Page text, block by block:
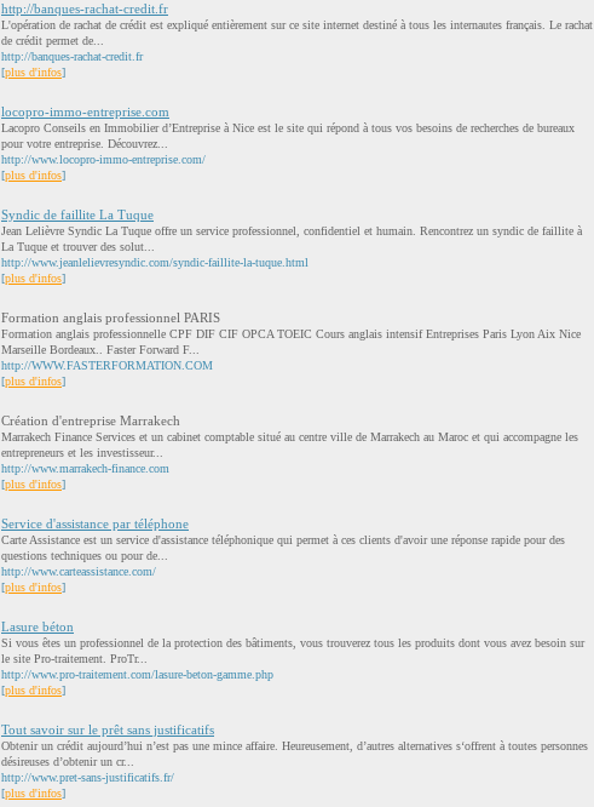
http://banques-rachat-credit.fr
L'opération de rachat de crédit est expliqué entièrement sur ce site internet destiné à tous les internautes français. Le rachat
de crédit permet de...
http://banques-rachat-credit.fr
[plus d'infos]
locopro-immo-entreprise.com
Lacopro Conseils en Immobilier d’Entreprise à Nice est le site qui répond à tous vos besoins de recherches de bureaux
pour votre entreprise. Découvrez...
http://www.locopro-immo-entreprise.com/
[plus d'infos]
Syndic de faillite La Tuque
Jean Lelièvre Syndic La Tuque offre un service professionnel, confidentiel et humain. Rencontrez un syndic de faillite à
La Tuque et trouver des solut...
http://www.jeanlelievresyndic.com/syndic-faillite-la-tuque.html
[plus d'infos]
Formation anglais professionnel PARIS
Formation anglais professionnelle CPF DIF CIF OPCA TOEIC Cours anglais intensif Entreprises Paris Lyon Aix Nice
Marseille Bordeaux.. Faster Forward F...
http://WWW.FASTERFORMATION.COM
[plus d'infos]
Création d'entreprise Marrakech
Marrakech Finance Services et un cabinet comptable situé au centre ville de Marrakech au Maroc et qui accompagne les
entrepreneurs et les investisseur...
http://www.marrakech-finance.com
[plus d'infos]
Service d'assistance par téléphone
Carte Assistance est un service d'assistance téléphonique qui permet à ces clients d'avoir une réponse rapide pour des
questions techniques ou pour de...
http://www.carteassistance.com/
[plus d'infos]
Lasure béton
Si vous êtes un professionnel de la protection des bâtiments, vous trouverez tous les produits dont vous avez besoin sur
le site Pro-traitement. ProTr...
http://www.pro-traitement.com/lasure-beton-gamme.php
[plus d'infos]
Tout savoir sur le prêt sans justificatifs
Obtenir un crédit aujourd’hui n’est pas une mince affaire. Heureusement, d’autres alternatives s‘offrent à toutes personnes
désireuses d’obtenir un cr...
http://www.pret-sans-justificatifs.fr/
[plus d'infos]